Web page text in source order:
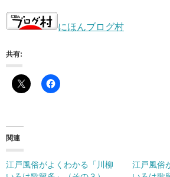
にほんブログ村
共有:
関連
江戸風俗がよくわかる「川柳
江戸風俗